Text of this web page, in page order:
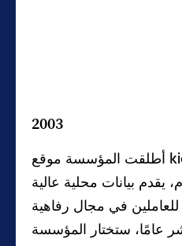
2003
أطلقت المؤسسة موقع kidsdata.org لتوفير
يقدم بيانات محلية عالية
في مجال رفاهية
عامًا، ستختار المؤسسة